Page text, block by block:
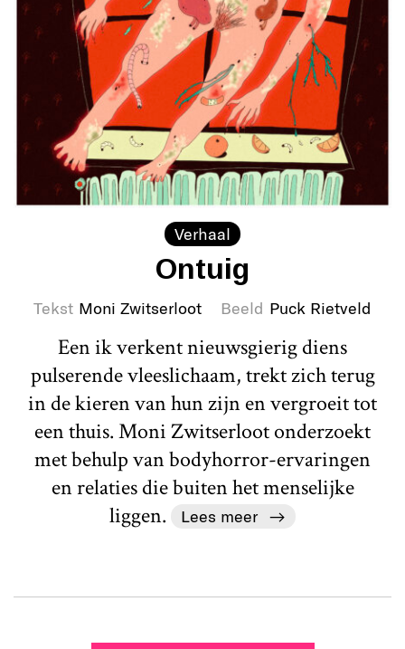
Verhaal
Ontuig
Tekst Moni Zwitserloot Beeld Puck Rietveld
Een ik verkent nieuwsgierig diens
pulserende vleeslichaam, trekt zich terug
in de kieren van hun zijn en vergroeit tot
een thuis. Moni Zwitserloot onderzoekt
met behulp van bodyhorror-ervaringen
en relaties die buiten het menselijke
liggen.
Lees meer